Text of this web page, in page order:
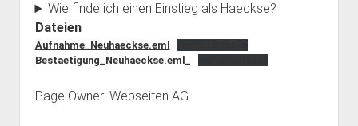
Wie finde ich einen Einstieg als Haeckse?
Dateien
Aufnahme_Neuhaeckse.eml
Bestaetigung_Neuhaeckse.eml_
Page Owner: Webseiten AG